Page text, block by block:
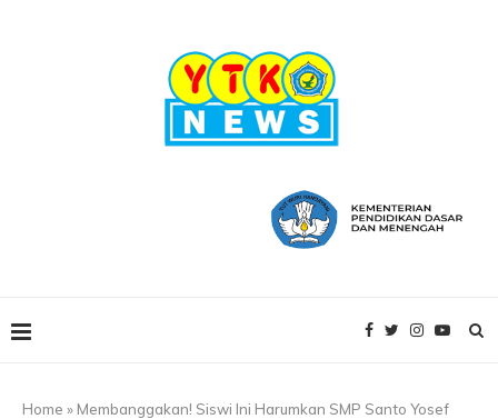
Home » ‎Membanggakan! Siswi Ini Harumkan SMP Santo Yosef